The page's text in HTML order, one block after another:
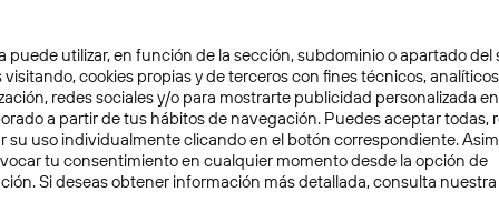
3 min
puede utilizar, en función de la sección, subdominio o apartado del
visitando, cookies propias y de terceros con fines técnicos,
redes sociales y/o para mostrarte publicidad personalizada
a partir de tus hábitos de navegación. Puedes aceptar todas,
su uso individualmente clicando en el botón correspondiente.
tu consentimiento en cualquier momento desde la opción de
Si deseas obtener información más detallada, consulta nuestra